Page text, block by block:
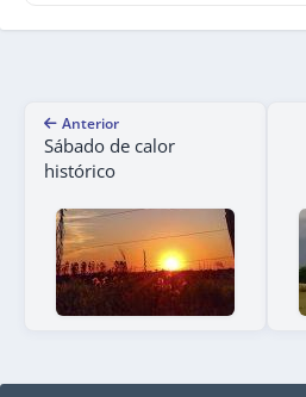
Anterior
Sábado de calor
histórico